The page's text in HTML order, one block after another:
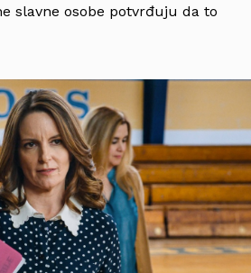
slavne osobe potvrđuju da to